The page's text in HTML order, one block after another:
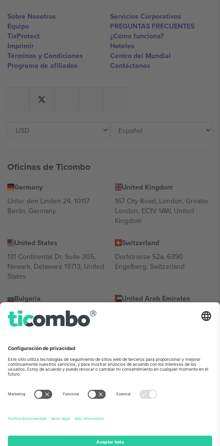
Sobre Nosotros
Equipo
TixProtect
Imprimir
Términos y Condiciones
Programa de afiliados
Servicios Corporativos
PREGUNTAS FRECUENTES
¿Cómo funciona?
Hoteles
Centro del Mundial
Contáctanos
Oficinas de Ticombo
Germany
Unter den Linden 24, 10117
Berlin, Germany
United Kingdom
167 City Road, London, Greater
London, EC1V 1AW, United
Kingdom
United States
131 Continental Dr, Suite 305,
Newark, Delaware 19713, United
States
Switzerland
Dorfstrasse 52a, 6390
Engelberg, Switzerland
Bulgaria
Regus Sofia City West, bul
Totleben 53-55, 1606 Sofia,
United Arab Emirates
UAE Dubai Silicon Oasis, DDP
Building A1, Office 302, Dubai,
Mexico
Av Chapultepec 360, Roma
Norte, Cuauhtémoc, 06700
Ciudad de México, CDMX,
Mexico
La entidad jurídica del proveedor de la plataforma puede variar en
información, consulte la página específica del evento, el pie de